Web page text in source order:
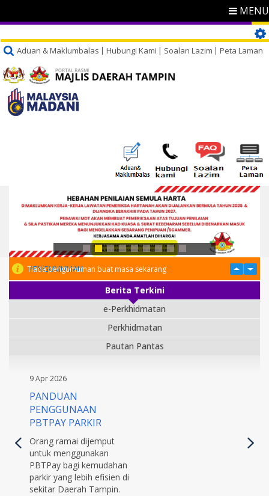
MENU
Aduan & Maklumbalas Hubungi Kami Soalan Lazim Peta Laman
PENGUMUMAN
Tiada pengumuman buat masa sekarang
Berita Terkini
e-Perkhidmatan
Perkhidmatan
Pautan Pantas
9 Apr 2026
PANDUAN
PENGGUNAAN
PBTPAY PARKIR
Orang ramai dijemput
untuk menggunakan
PBTPay bagi kemudahan
parkir yang lebih efisien di
sekitar Daerah Tampin.